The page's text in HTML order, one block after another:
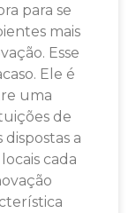
para se
mais
Esse
Ele é
uma
de
a
cada